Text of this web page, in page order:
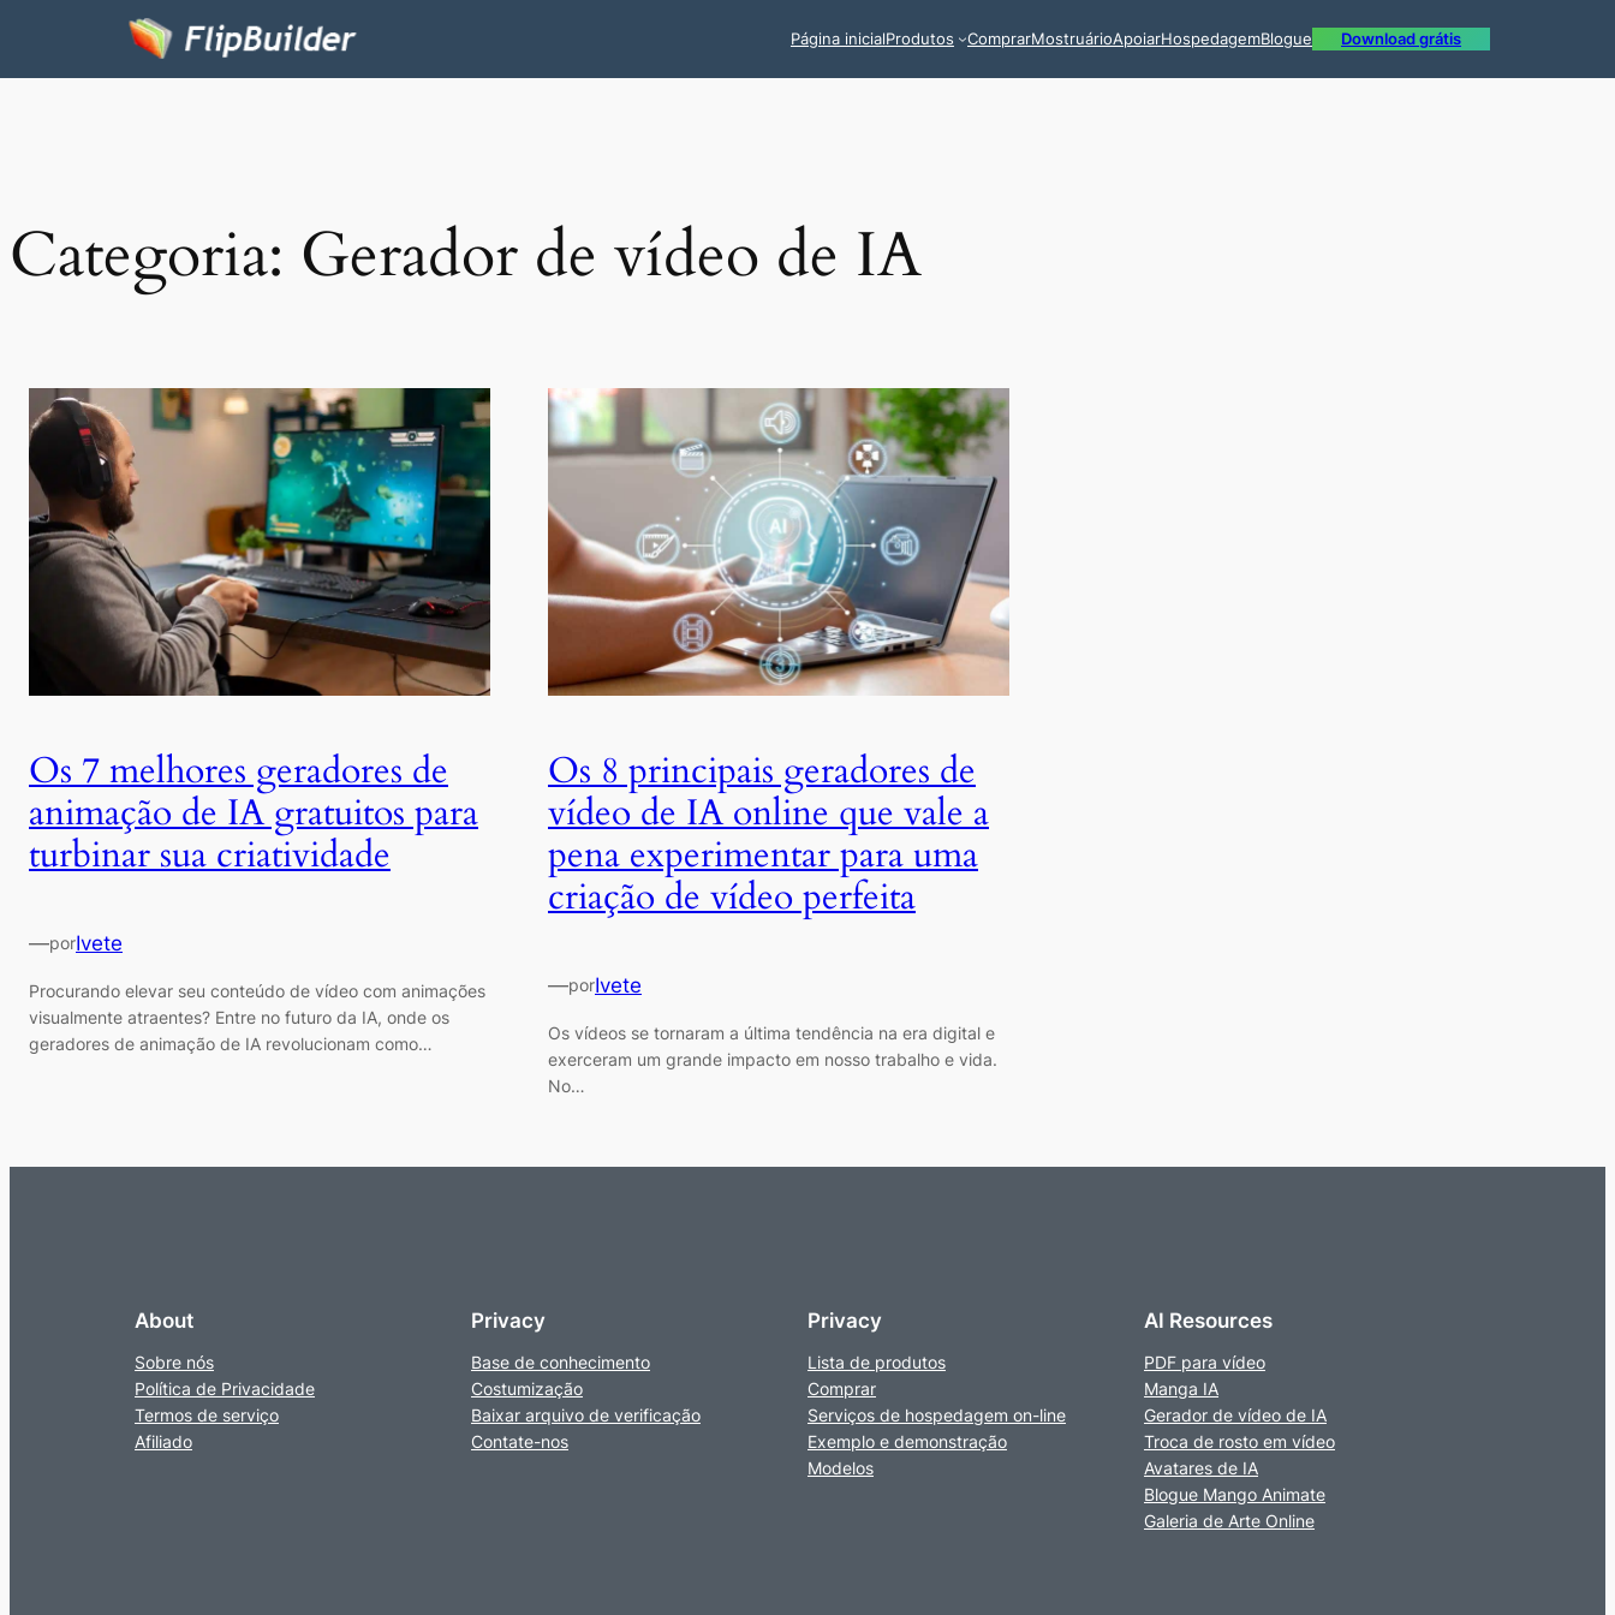
Página inicialProdutos ComprarMostruárioApoiarHospedagemBlogue Download grátis
Categoria: Gerador de vídeo de IA
Os 7 melhores geradores de
animação de IA gratuitos para
turbinar sua criatividade
—porIvete
Procurando elevar seu conteúdo de vídeo com animações
visualmente atraentes? Entre no futuro da IA, onde os
geradores de animação de IA revolucionam como…
Os 8 principais geradores de
vídeo de IA online que vale a
pena experimentar para uma
criação de vídeo perfeita
—porIvete
Os vídeos se tornaram a última tendência na era digital e
exerceram um grande impacto em nosso trabalho e vida.
No…
About
Sobre nós
Política de Privacidade
Termos de serviço
Afiliado
Privacy
Base de conhecimento
Costumização
Baixar arquivo de verificação
Contate-nos
Privacy
Lista de produtos
Comprar
Serviços de hospedagem on-line
Exemplo e demonstração
Modelos
AI Resources
PDF para vídeo
Manga IA
Gerador de vídeo de IA
Troca de rosto em vídeo
Avatares de IA
Blogue Mango Animate
Galeria de Arte Online